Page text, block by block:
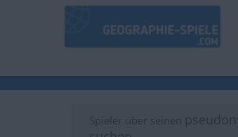
Spieler über seinen